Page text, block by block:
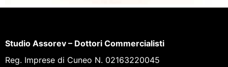
Studio Assorev – Dottori Commercialisti
Reg. Imprese di Cuneo N. 02163220045